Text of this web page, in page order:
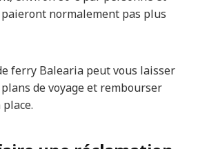
normalement pas plus
ferry Balearia peut vous laisser
de voyage et rembourser